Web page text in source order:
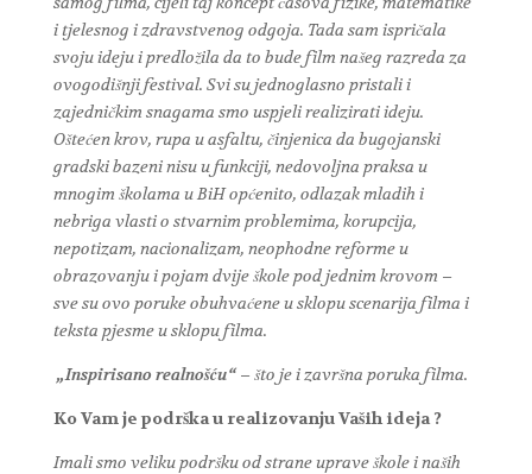
i tjelesnog i zdravstvenog odgoja. Tada sam ispričala
svoju ideju i predložila da to bude film našeg razreda za
ovogodišnji festival. Svi su jednoglasno pristali i
zajedničkim snagama smo uspjeli realizirati ideju.
Oštećen krov, rupa u asfaltu, činjenica da bugojanski
gradski bazeni nisu u funkciji, nedovoljna praksa u
mnogim školama u BiH općenito, odlazak mladih i
nebriga vlasti o stvarnim problemima, korupcija,
nepotizam, nacionalizam, neophodne reforme u
obrazovanju i pojam dvije škole pod jednim krovom –
sve su ovo poruke obuhvaćene u sklopu scenarija filma i
teksta pjesme u sklopu filma.
„Inspirisano realnošću“– što je i završna poruka filma.
Ko Vam je podrška u realizovanju Vaših ideja ?
Imali smo veliku podršku od strane uprave škole i naših